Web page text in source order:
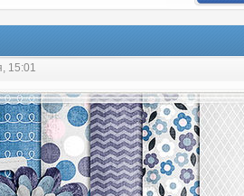
15:01